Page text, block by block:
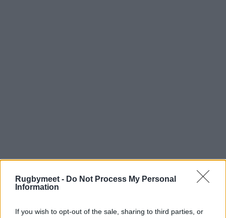
Rugbymeet - Do Not Process My Personal
Information
If you wish to opt-out of the sale, sharing to third parties, or
Per adesioni e informazioni: